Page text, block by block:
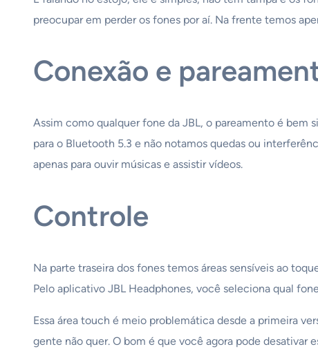
preocupar em perder os fones por aí. Na frente temos
Conexão e
Assim como qualquer fone da JBL, o pareamento é bem
para o Bluetooth 5.3 e não notamos quedas ou
apenas para ouvir músicas e assistir vídeos.
Controle
Na parte traseira dos fones temos áreas sensíveis ao
Pelo aplicativo JBL Headphones, você seleciona qual
Essa área touch é meio problemática desde a primeira
gente não quer. O bom é que você agora pode desativar